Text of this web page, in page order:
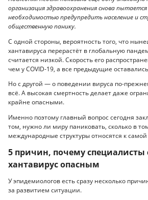
организация здравоохранения снова
необходимостью предупредить население и
общественную панику.
С одной стороны, вероятность того, что
хантавируса перерастёт в глобальную
считается низкой. Скорость его
чем у COVID-19, а все предыдущие
Но с другой — о поведении вируса по-
всё. А высокая смертность делает даже
крайне опасными.
Именно поэтому главный вопрос сегодня
том, нужно ли миру паниковать, сколько в
международные структуры относятся к самой
5 причин, почему специалисты
хантавирус опасным
У эпидемиологов есть сразу несколько
за развитием ситуации.